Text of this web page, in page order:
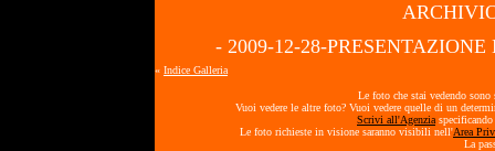
- 2009-12-28-
« Indice Galleria
Le foto che stai vedendo
Vuoi vedere le altre foto? Vuoi vedere quelle di un
Scrivi all'Agenzia
Le foto richieste in visione saranno visibili nell'Area
La